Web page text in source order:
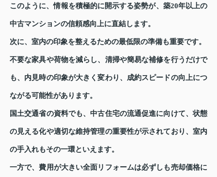
このように、情報を積極的に開示する姿勢が、築20年以上の
中古マンションの信頼感向上に直結します。
次に、室内の印象を整えるための最低限の準備も重要です。
不要な家具や荷物を減らし、清掃や簡易な補修を行うだけで
も、内見時の印象が大きく変わり、成約スピードの向上につ
ながる可能性があります。
国土交通省の資料でも、中古住宅の流通促進に向けて、状態
の見える化や適切な維持管理の重要性が示されており、室内
の手入れもその一環といえます。
一方で、費用が大きい全面リフォームは必ずしも売却価格に